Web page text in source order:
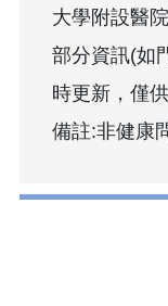
大學附設醫
部分資訊(如
時更新，僅供
備註:非健康